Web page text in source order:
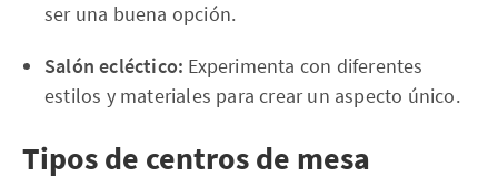
ser una buena opción.
Salón ecléctico: Experimenta con diferentes
estilos y materiales para crear un aspecto único.
Tipos de centros de mesa